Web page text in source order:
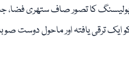
پولیسنگ کا تصور صاف ستھری فضا،
ترقی یافتہ اور ماحول دوست